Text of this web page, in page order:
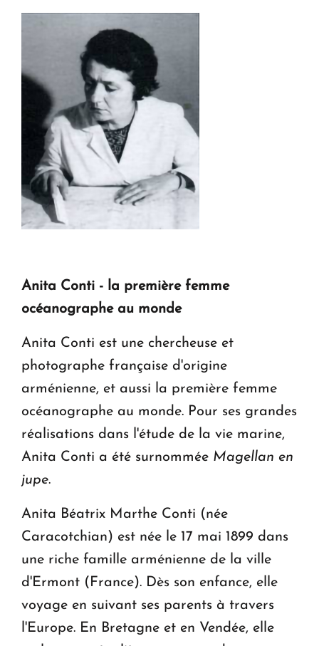
Anita Conti - la première femme
océanographe au monde
Anita Conti est une chercheuse et
photographe française d'origine
arménienne, et aussi la première femme
océanographe au monde. Pour ses grandes
réalisations dans l'étude de la vie marine,
Anita Conti a été surnommée Magellan en
jupe.
Anita Béatrix Marthe Conti (née
Caracotchian) est née le 17 mai 1899 dans
une riche famille arménienne de la ville
d'Ermont (France). Dès son enfance, elle
voyage en suivant ses parents à travers
l'Europe. En Bretagne et en Vendée, elle